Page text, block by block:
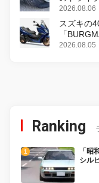
2026.08.06
スズキの
「
変更し、8
2026.08.05
Ranking
「昭
シル